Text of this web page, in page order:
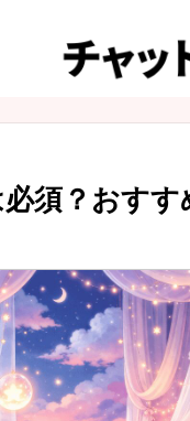
須？おすす